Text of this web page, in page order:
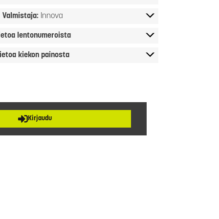
Valmistaja: Innova
lentonumeroista
kiekon painosta
Kirjaudu